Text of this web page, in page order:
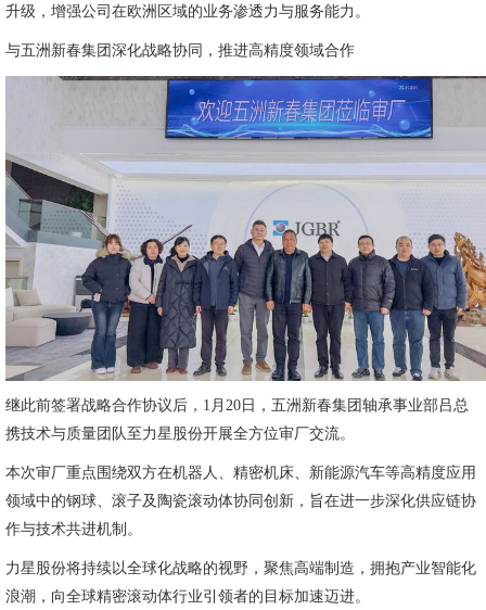
升级，增强公司在欧洲区域的业务渗透力与服务能力。
与五洲新春集团深化战略协同，推进高精度领域合作
继此前签署战略合作协议后，1月20日，五洲新春集团轴承事业部吕总
携技术与质量团队至力星股份开展全方位审厂交流。
本次审厂重点围绕双方在机器人、精密机床、新能源汽车等高精度应用
领域中的钢球、滚子及陶瓷滚动体协同创新，旨在进一步深化供应链协
作与技术共进机制。
力星股份将持续以全球化战略的视野，聚焦高端制造，拥抱产业智能化
浪潮，向全球精密滚动体行业引领者的目标加速迈进。